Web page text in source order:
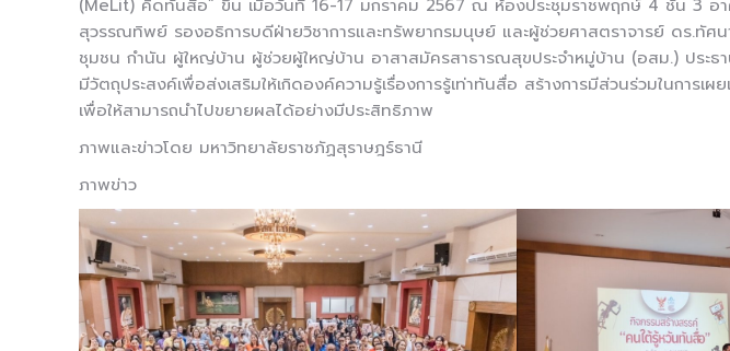
(MeLit) คิดทันสื่อ” ขึ้น เมื่อวันที่ 16-17 มกราคม 2567 ณ ห้องประชุมราชพฤกษ์ 4 ชั้น 3 อ
สุวรรณทิพย์ รองอธิการบดีฝ่ายวิชาการและทรัพยากรมนุษย์ และผู้ช่วยศาสตราจารย์ ดร.ทัศ
ชุมชน กำนัน ผู้ใหญ่บ้าน ผู้ช่วยผู้ใหญ่บ้าน อาสาสมัครสาธารณสุขประจำหมู่บ้าน (อสม.) ประ
มีวัตถุประสงค์เพื่อส่งเสริมให้เกิดองค์ความรู้เรื่องการรู้เท่าทันสื่อ สร้างการมีส่วนร่วมในการ
เพื่อให้สามารถนำไปขยายผลได้อย่างมีประสิทธิภาพ
ภาพและข่าวโดย มหาวิทยาลัยราชภัฏสุราษฎร์ธานี
ภาพข่าว